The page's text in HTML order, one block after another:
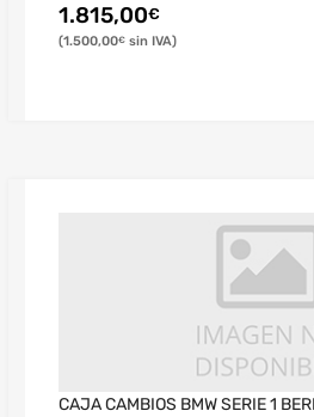
1.815,00€
1.500,00€
CAJA CAMBIOS BMW SERIE 1